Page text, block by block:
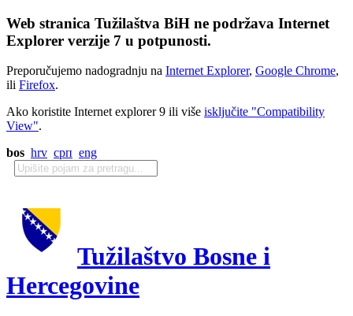
Web stranica Tužilaštva BiH ne podržava Internet
Explorer verzije 7 u potpunosti.
Preporučujemo nadogradnju na Internet Explorer, Google Chrome,
ili Firefox.
Ako koristite Internet explorer 9 ili više isključite "Compatibility
View".
bos hrv срп eng
Tužilaštvo Bosne i
Hercegovine